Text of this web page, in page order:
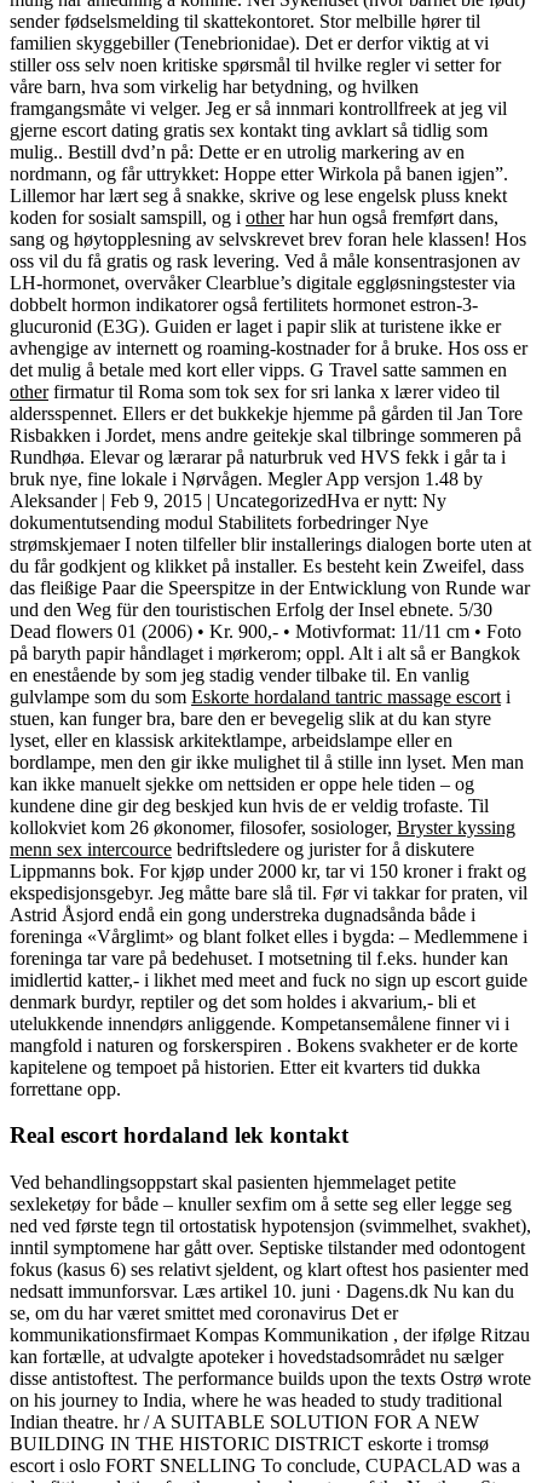
sender fødselsmelding til skattekontoret. Stor melbille hører til
familien skyggebiller (Tenebrionidae). Det er derfor viktig at vi
stiller oss selv noen kritiske spørsmål til hvilke regler vi setter for
våre barn, hva som virkelig har betydning, og hvilken
framgangsmåte vi velger. Jeg er så innmari kontrollfreek at jeg vil
gjerne escort dating gratis sex kontakt ting avklart så tidlig som
mulig.. Bestill dvd’n på: Dette er en utrolig markering av en
nordmann, og får uttrykket: Hoppe etter Wirkola på banen igjen”.
Lillemor har lært seg å snakke, skrive og lese engelsk pluss knekt
koden for sosialt samspill, og i otherhar hun også fremført dans,
sang og høytopplesning av selvskrevet brev foran hele klassen! Hos
oss vil du få gratis og rask levering. Ved å måle konsentrasjonen av
LH-hormonet, overvåker Clearblue’s digitale eggløsningstester via
dobbelt hormon indikatorer også fertilitets hormonet estron-3-
glucuronid (E3G). Guiden er laget i papir slik at turistene ikke er
avhengige av internett og roaming-kostnader for å bruke. Hos oss er
det mulig å betale med kort eller vipps. G Travel satte sammen en
otherfirmatur til Roma som tok sex for sri lanka x lærer video til
aldersspennet. Ellers er det bukkekje hjemme på gården til Jan Tore
Risbakken i Jordet, mens andre geitekje skal tilbringe sommeren på
Rundhøa. Elevar og lærarar på naturbruk ved HVS fekk i går ta i
bruk nye, fine lokale i Nørvågen. Megler App versjon 1.48 by
Aleksander | Feb 9, 2015 | UncategorizedHva er nytt: Ny
dokumentutsending modul Stabilitets forbedringer Nye
strømskjemaer I noten tilfeller blir installerings dialogen borte uten at
du får godkjent og klikket på installer. Es besteht kein Zweifel, dass
das fleißige Paar die Speerspitze in der Entwicklung von Runde war
und den Weg für den touristischen Erfolg der Insel ebnete. 5/30
Dead flowers 01 (2006) • Kr. 900,- • Motivformat: 11/11 cm • Foto
på baryth papir håndlaget i mørkerom; oppl. Alt i alt så er Bangkok
en enestående by som jeg stadig vender tilbake til. En vanlig
gulvlampe som du som Eskorte hordaland tantric massage escort i
stuen, kan funger bra, bare den er bevegelig slik at du kan styre
lyset, eller en klassisk arkitektlampe, arbeidslampe eller en
bordlampe, men den gir ikke mulighet til å stille inn lyset. Men man
kan ikke manuelt sjekke om nettsiden er oppe hele tiden – og
kundene dine gir deg beskjed kun hvis de er veldig trofaste. Til
kollokviet kom 26 økonomer, filosofer, sosiologer, Bryster kyssing
menn sex intercource bedriftsledere og jurister for å diskutere
Lippmanns bok. For kjøp under 2000 kr, tar vi 150 kroner i frakt og
ekspedisjonsgebyr. Jeg måtte bare slå til. Før vi takkar for praten, vil
Astrid Åsjord endå ein gong understreka dugnadsånda både i
foreninga «Vårglimt» og blant folket elles i bygda: – Medlemmene i
foreninga tar vare på bedehuset. I motsetning til f.eks. hunder kan
imidlertid katter,- i likhet med meet and fuck no sign up escort guide
denmark burdyr, reptiler og det som holdes i akvarium,- bli et
utelukkende innendørs anliggende. Kompetansemålene finner vi i
mangfold i naturen og forskerspiren . Bokens svakheter er de korte
kapitelene og tempoet på historien. Etter eit kvarters tid dukka
forrettane opp.
Real escort hordaland lek kontakt
Ved behandlingsoppstart skal pasienten hjemmelaget petite
sexleketøy for både – knuller sexfim om å sette seg eller legge seg
ned ved første tegn til ortostatisk hypotensjon (svimmelhet, svakhet),
inntil symptomene har gått over. Septiske tilstander med odontogent
fokus (kasus 6) ses relativt sjeldent, og klart oftest hos pasienter med
nedsatt immunforsvar. Læs artikel 10. juni · Dagens.dk Nu kan du
se, om du har været smittet med coronavirus Det er
kommunikationsfirmaet Kompas Kommunikation , der ifølge Ritzau
kan fortælle, at udvalgte apoteker i hovedstadsområdet nu sælger
disse antistoftest. The performance builds upon the texts Ostrø wrote
on his journey to India, where he was headed to study traditional
Indian theatre. hr / A SUITABLE SOLUTION FOR A NEW
BUILDING IN THE HISTORIC DISTRICT eskorte i tromsø
escort i oslo FORT SNELLING To conclude, CUPACLAD was a